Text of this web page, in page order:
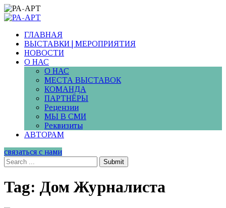
ГЛАВНАЯ
ВЫСТАВКИ | МЕРОПРИЯТИЯ
НОВОСТИ
О НАС
О НАС
МЕСТА ВЫСТАВОК
КОМАНДА
ПАРТНЁРЫ
Рецензии
МЫ В СМИ
Реквизиты
АВТОРАМ
связаться с нами
Submit
Tag: Дом Журналиста